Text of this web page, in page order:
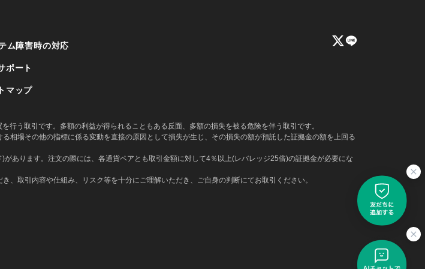
ム障害時の対応
ポート
マップ
う取引です。多額の利益が得られることもある反面、多額の損失を被る危険を伴う取引です。
相場その他の指標に係る変動を直接の原因として損失が生じ、その損失の額が預託した証拠金の額を上回る
あります。注文の際には、各通貨ペアとも取引金額に対して4％以上(レバレッジ25倍)の証拠金が必要にな
き、取引内容や仕組み、リスク等を十分にご理解いただき、ご自身の判断にてお取引ください。